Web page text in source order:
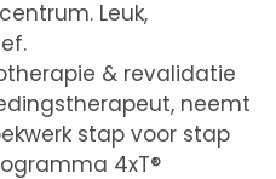
Leuk,
& revalidatie
neemt
stap voor stap
4xT®